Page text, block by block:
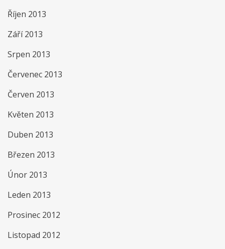
Říjen 2013
Září 2013
Srpen 2013
Červenec 2013
Červen 2013
Květen 2013
Duben 2013
Březen 2013
Únor 2013
Leden 2013
Prosinec 2012
Listopad 2012